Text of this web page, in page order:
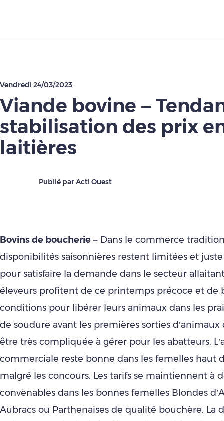
Vendredi 24/03/2023
Viande bovine –
stabilisation des prix
laitières
Publié par Acti Ouest
Bovins de boucherie – Dans le commerce
disponibilités saisonnières restent limitées et
pour satisfaire la demande dans le secteur
éleveurs profitent de ce printemps précoce et de
conditions pour libérer leurs animaux dans les
de soudure avant les premières sorties d’animaux
être très compliquée à gérer pour les abatteurs.
commerciale reste bonne dans les femelles haut
malgré les concours. Les tarifs se maintiennent à
convenables dans les bonnes femelles Blondes
Aubracs ou Parthenaises de qualité bouchère. La